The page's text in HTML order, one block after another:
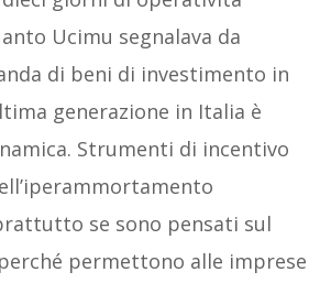
Ucimu segnalava da
di beni di investimento in
generazione in Italia è
Strumenti di incentivo
se sono pensati sul
permettono alle imprese